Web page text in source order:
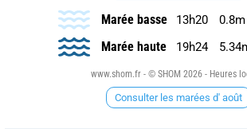
Marée basse 13h20 0.8m
Marée haute 19h24
www.shom.fr - © SHOM 2026 - Heures
Consulter les marées d' août